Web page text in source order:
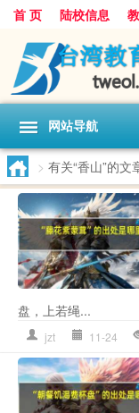
首 页 陆校信息
网站导航
> 有关“香山”的文
盘，上若绳...
jzt 11-24